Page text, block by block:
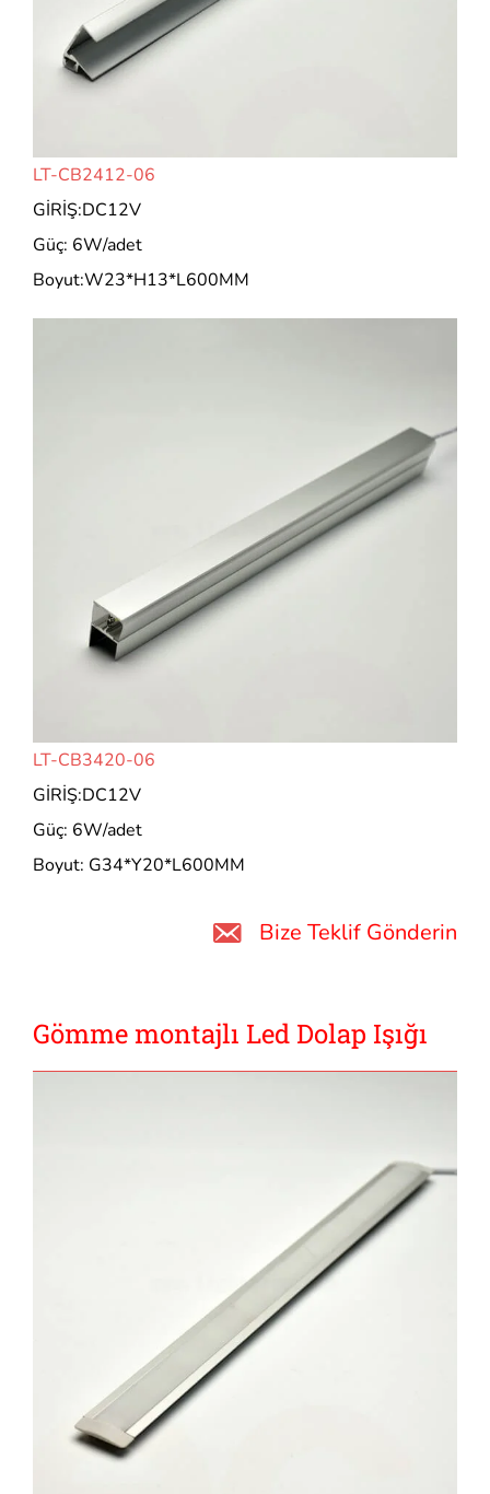
LT-CB2412-06
GİRİŞ:DC12V
Güç: 6W/adet
Boyut:W23*H13*L600MM
LT-CB3420-06
GİRİŞ:DC12V
Güç: 6W/adet
Boyut: G34*Y20*L600MM
Bize Teklif Gönderin
Gömme montajlı Led Dolap Işığı